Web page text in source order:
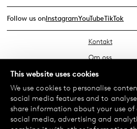
This website uses cookies
We use cookies to personalise
social media features and to
share information about your use
social media, advertising and
Follow us onInstagramYouTubeTikTok
Kontakt
Om oss
Hitta din butik
FAQ
Köpvillkor
Integritetspolicy